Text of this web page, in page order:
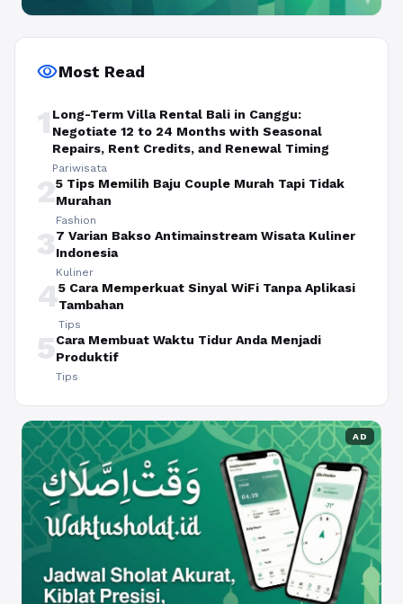
visibilityMost Read
1 Long-Term Villa Rental Bali in Canggu:
Negotiate 12 to 24 Months with Seasonal
Repairs, Rent Credits, and Renewal Timing
Pariwisata
25 Tips Memilih Baju Couple Murah Tapi Tidak
Murahan
Fashion
37 Varian Bakso Antimainstream Wisata Kuliner
Indonesia
Kuliner
45 Cara Memperkuat Sinyal WiFi Tanpa Aplikasi
Tambahan
Tips
5Cara Membuat Waktu Tidur Anda Menjadi
Produktif
Tips
AD